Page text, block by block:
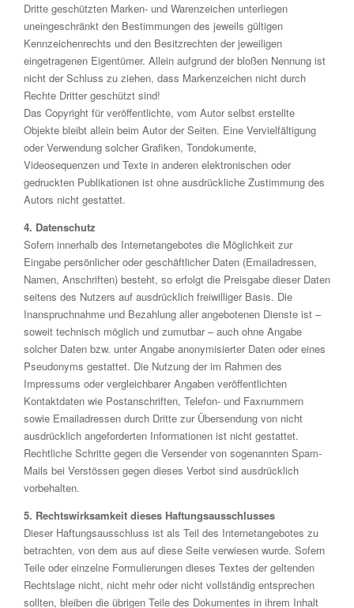
Dritte geschützten Marken- und Warenzeichen unterliegen
uneingeschränkt den Bestimmungen des jeweils gültigen
Kennzeichenrechts und den Besitzrechten der jeweiligen
eingetragenen Eigentümer. Allein aufgrund der bloßen Nennung ist
nicht der Schluss zu ziehen, dass Markenzeichen nicht durch
Rechte Dritter geschützt sind!
Das Copyright für veröffentlichte, vom Autor selbst erstellte
Objekte bleibt allein beim Autor der Seiten. Eine Vervielfältigung
oder Verwendung solcher Grafiken, Tondokumente,
Videosequenzen und Texte in anderen elektronischen oder
gedruckten Publikationen ist ohne ausdrückliche Zustimmung des
Autors nicht gestattet.
4. Datenschutz
Sofern innerhalb des Internetangebotes die Möglichkeit zur
Eingabe persönlicher oder geschäftlicher Daten (Emailadressen,
Namen, Anschriften) besteht, so erfolgt die Preisgabe dieser Daten
seitens des Nutzers auf ausdrücklich freiwilliger Basis. Die
Inanspruchnahme und Bezahlung aller angebotenen Dienste ist –
soweit technisch möglich und zumutbar – auch ohne Angabe
solcher Daten bzw. unter Angabe anonymisierter Daten oder eines
Pseudonyms gestattet. Die Nutzung der im Rahmen des
Impressums oder vergleichbarer Angaben veröffentlichten
Kontaktdaten wie Postanschriften, Telefon- und Faxnummern
sowie Emailadressen durch Dritte zur Übersendung von nicht
ausdrücklich angeforderten Informationen ist nicht gestattet.
Rechtliche Schritte gegen die Versender von sogenannten Spam-
Mails bei Verstössen gegen dieses Verbot sind ausdrücklich
vorbehalten.
5. Rechtswirksamkeit dieses Haftungsausschlusses
Dieser Haftungsausschluss ist als Teil des Internetangebotes zu
betrachten, von dem aus auf diese Seite verwiesen wurde. Sofern
Teile oder einzelne Formulierungen dieses Textes der geltenden
Rechtslage nicht, nicht mehr oder nicht vollständig entsprechen
sollten, bleiben die übrigen Teile des Dokumentes in ihrem Inhalt